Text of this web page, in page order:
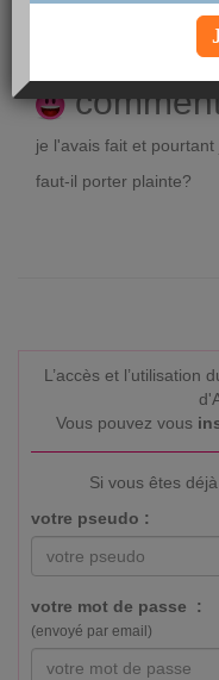
posté par
Voir le
je l'avais fait et
faut-il porter plainte?
L’accès et l’utilisation
Vous pouvez vous
Si vous êtes
votre pseudo :
votre mot de passe :
(envoyé par email)